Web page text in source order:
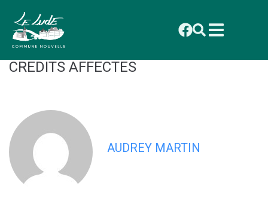
principal
2026_086 DELIBERATION POUR
FORMATION ELUS ET FIXATION
CREDITS AFFECTES
AUDREY MARTIN